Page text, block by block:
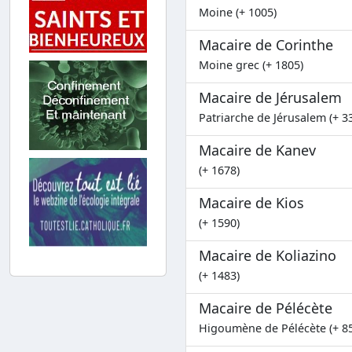
Moine (+ 1005)
Macaire de Corinthe
Moine grec (+ 1805)
Macaire de Jérusalem
Patriarche de Jérusalem (+
Macaire de Kanev
(+ 1678)
Macaire de Kios
(+ 1590)
Macaire de Koliazino
(+ 1483)
Macaire de Pélécète
Higoumène de Pélécète (+